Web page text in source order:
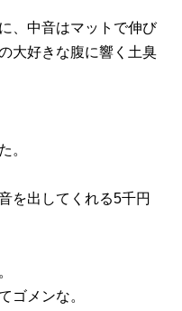
、中音はマットで伸び
大好きな腹に響く土臭
。
を出してくれる5千円
ゴメンな。